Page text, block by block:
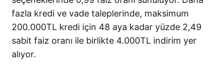
fazla kredi ve vade taleplerinde, maksimum
200.000TL kredi için 48 aya kadar yüzde 2,49
sabit faiz oranı ile birlikte 4.000TL indirim yer
alıyor.